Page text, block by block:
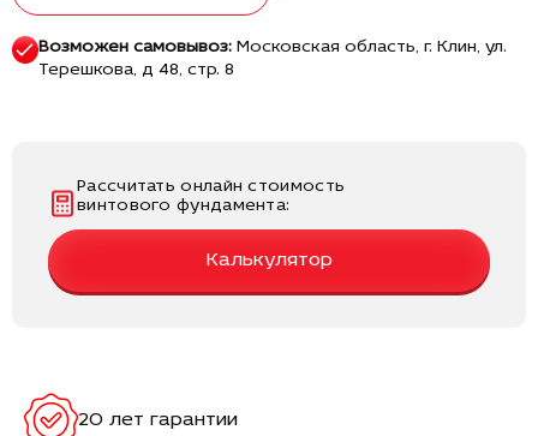
Возможен самовывоз:Московская область, г. Клин, ул.
Терешкова, д 48, стр. 8
Рассчитать онлайн стоимость
винтового фундамента:
Калькулятор
20 лет гарантии